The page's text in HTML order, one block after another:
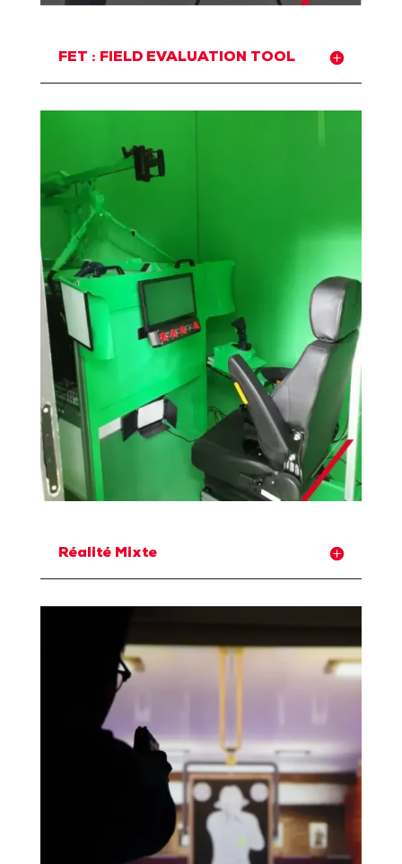
FET : FIELD EVALUATION TOOL
Réalité Mixte